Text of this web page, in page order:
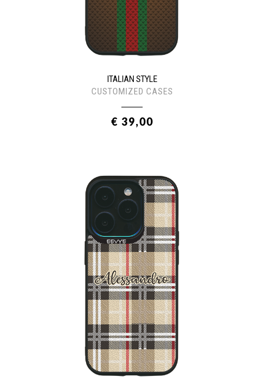
ITALIAN STYLE
CUSTOMIZED CASES
€ 39,00